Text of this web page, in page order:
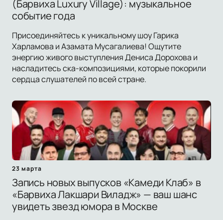
(Барвиха Luxury Village): музыкальное
событие года
Присоединяйтесь к уникальному шоу Гарика
Харламова и Азамата Мусагалиева! Ощутите
энергию живого выступления Дениса Дорохова и
насладитесь ска-композициями, которые покорили
сердца слушателей по всей стране.
23 марта
Запись новых выпусков «Камеди Клаб» в
«Барвиха Лакшари Виладж» — ваш шанс
увидеть звезд юмора в Москве